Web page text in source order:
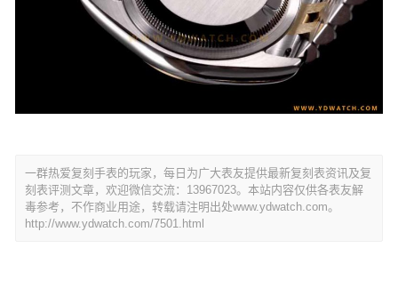
一群热爱复刻手表的玩家，每日为广大表友提供最新复刻表资讯及复
刻表评测文章，欢迎微信交流：13967023。本站内容仅供各表友解
毒参考，不作商业用途，转载请注明出处www.ydwatch.com。
http://www.ydwatch.com/7501.html